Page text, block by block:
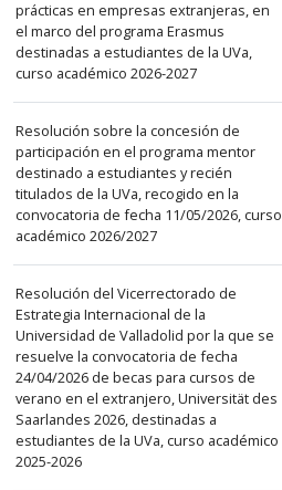
con
el
detalle
del
completo.
prácticas en empresas extranjeras, en
el marco del programa Erasmus
destinadas a estudiantes de la UVa,
curso académico 2026-2027
Resolución sobre la concesión de
participación en el programa mentor
destinado a estudiantes y recién
titulados de la UVa, recogido en la
convocatoria de fecha 11/05/2026, curso
académico 2026/2027
Resolución del Vicerrectorado de
Estrategia Internacional de la
Universidad de Valladolid por la que se
resuelve la convocatoria de fecha
24/04/2026 de becas para cursos de
verano en el extranjero, Universität des
Saarlandes 2026, destinadas a
estudiantes de la UVa, curso académico
2025-2026